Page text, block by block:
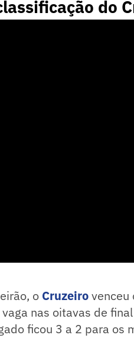
do
o Cruzeirovenceu
nas oitavas de
ficou 3 a 2 para os